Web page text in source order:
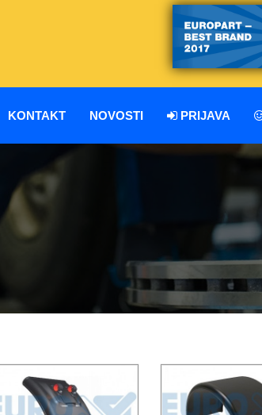
KONTAKT NOVOSTI PRIJAVA